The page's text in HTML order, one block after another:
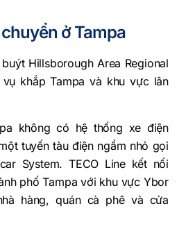
ở Tampa
Hillsborough Area Regional
vụ khắp Tampa và khu vực lân
không có hệ thống xe điện
tuyến tàu điện ngầm nhỏ gọi
System. TECO Line kết nối
phố Tampa với khu vực Ybor
hàng, quán cà phê và cửa